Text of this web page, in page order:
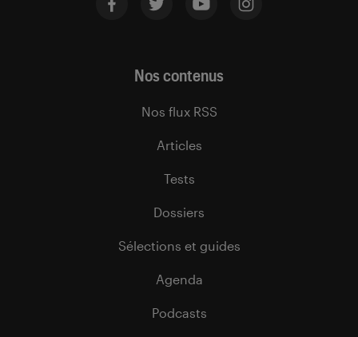
Nos contenus
Nos flux RSS
Articles
Tests
Dossiers
Sélections et guides
Agenda
Podcasts